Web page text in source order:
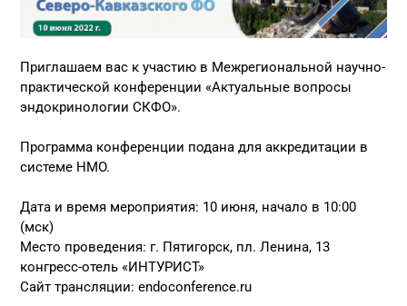
Приглашаем вас к участию в Межрегиональной научно-
практической конференции «Актуальные вопросы
эндокринологии СКФО».
Программа конференции подана для аккредитации в
системе НМО.
Дата и время мероприятия: 10 июня, начало в 10:00
(мск)
Место проведения: г. Пятигорск, пл. Ленина, 13
конгресс-отель «ИНТУРИСТ»
Сайт трансляции:endoconference.ru